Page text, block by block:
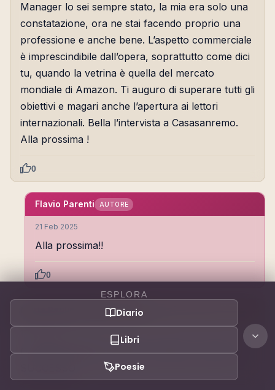
Manager lo sei sempre stato, la mia era solo una
constatazione, ora ne stai facendo proprio una
professione e anche bene. L’aspetto commerciale
è imprescindibile dall’opera, soprattutto come dici
tu, quando la vetrina è quella del mercato
mondiale di Amazon. Ti auguro di superare tutti gli
obiettivi e magari anche l’apertura ai lettori
internazionali. Bella l’intervista a Casasanremo.
Alla prossima !
0
Flavio Parenti AUTORE
21 Feb 2025
Alla prossima!!
0
María Paulina Godoy ABITUÈ
OTTIMA PUBBLICAZIONE, PAROLE DI MOLTO
ESPLORA
Diario
Libri
Poesie